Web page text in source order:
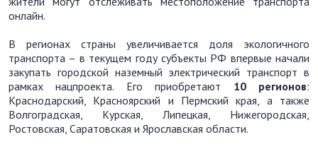
онлайн.
В регионах страны увеличивается доля экологичного
транспорта – в текущем году субъекты РФ впервые начали
закупать городской наземный электрический транспорт в
рамках нацпроекта. Его приобретают 10 регионов:
Краснодарский, Красноярский и Пермский края, а также
Волгоградская, Курская, Липецкая, Нижегородская,
Ростовская, Саратовская и Ярославская области.